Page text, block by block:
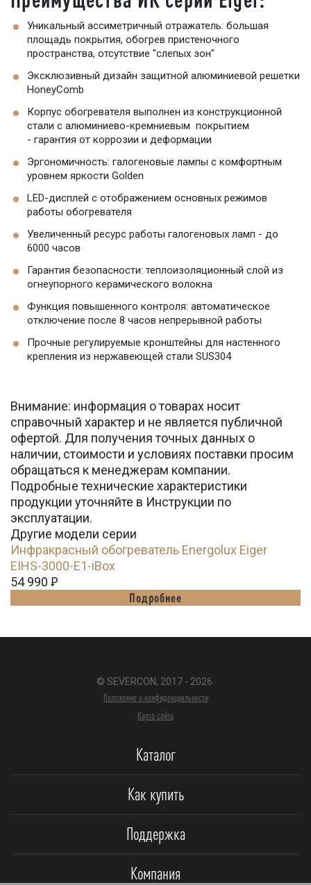
Уникальный ассиметричный отражатель: большая
площадь покрытия, обогрев пристеночного
пространства, отсутствие "слепых зон"
Эксклюзивный дизайн защитной алюминиевой решетки
HoneyComb
Корпус обогревателя выполнен из конструкционной
стали с алюминиево-кремниевым покрытием
- гарантия от коррозии и деформации
Эргономичность: галогеновые лампы с комфортным
уровнем яркости Golden
LED-дисплей c отображением основных режимов
работы обогревателя
Увеличенный ресурс работы галогеновых ламп - до
6000 часов
Гарантия безопасности: теплоизоляционный слой из
огнеупорного керамического волокна
Функция повышенного контроля: автоматическое
отключение после 8 часов непрерывной работы
Прочные регулируемые кронштейны для настенного
крепления из нержавеющей стали SUS304
Внимание: информация о товарах носит
справочный характер и не является публичной
офертой. Для получения точных данных о
наличии, стоимости и условиях поставки просим
обращаться к менеджерам компании.
Подробные технические характеристики
продукции уточняйте в Инструкции по
эксплуатации.
Другие модели серии
Инфракрасный обогреватель Energolux Eiger
EIHS-3000-E1-iBox
54 990 Ꝑ
Подробнее
© SEVERCON, 2017 - 2026.
Положение о конфиденциальности
Карта сайта
Каталог
Как купить
Поддержка
Компания